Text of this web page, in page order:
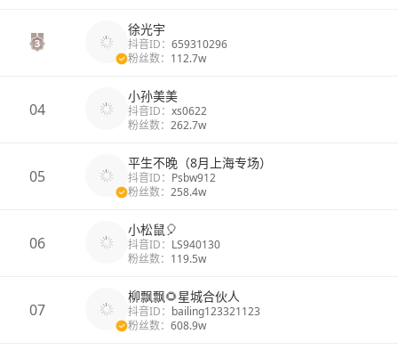
徐光宇
抖音ID： 659310296
粉丝数： 112.7w
04
小孙美美
抖音ID： xs0622
粉丝数： 262.7w
05
平生不晚（8月上海专场）
抖音ID： Psbw912
粉丝数： 258.4w
06
小松鼠🎈
抖音ID： LS940130
粉丝数： 119.5w
07
柳飘飘🌻星城合伙人
抖音ID： bailing123321123
粉丝数： 608.9w